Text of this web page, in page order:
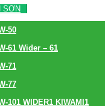
SƠN
50
61 Wider – 61
71
77
101 WIDER1 KIWAMI1